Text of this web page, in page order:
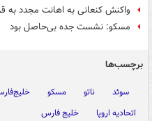
واکنش کنعانی به اهانت مجدد به
مسکو: نشست جده بی‌حاصل بود
برچسب‌ها
سوئد ناتو مسکو
اتحادیه اروپا
خلیج فارس